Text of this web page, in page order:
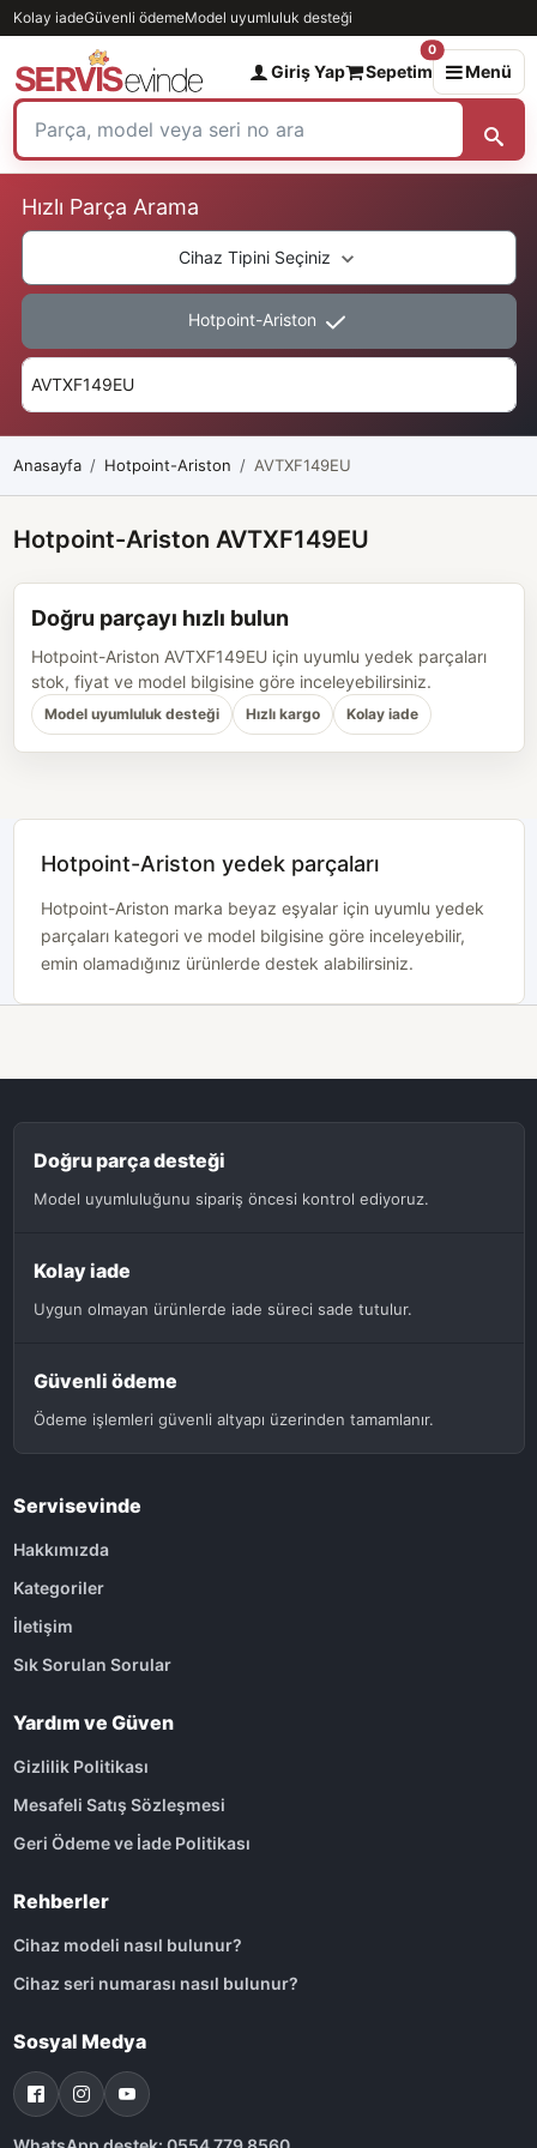
Kolay iadeGüvenli ödemeModel uyumluluk desteği
Giriş Yap Sepetim
0
Menü
Hızlı Parça Arama
Cihaz Tipini Seçiniz
Hotpoint-Ariston
Anasayfa Hotpoint-Ariston AVTXF149EU
Hotpoint-Ariston AVTXF149EU
Doğru parçayı hızlı bulun
Hotpoint-Ariston AVTXF149EU için uyumlu yedek parçaları
stok, fiyat ve model bilgisine göre inceleyebilirsiniz.
Model uyumluluk desteği Hızlı kargo Kolay iade
Hotpoint-Ariston yedek parçaları
Hotpoint-Ariston marka beyaz eşyalar için uyumlu yedek
parçaları kategori ve model bilgisine göre inceleyebilir,
emin olamadığınız ürünlerde destek alabilirsiniz.
Doğru parça desteği
Model uyumluluğunu sipariş öncesi kontrol ediyoruz.
Kolay iade
Uygun olmayan ürünlerde iade süreci sade tutulur.
Güvenli ödeme
Ödeme işlemleri güvenli altyapı üzerinden tamamlanır.
Servisevinde
Hakkımızda
Kategoriler
İletişim
Sık Sorulan Sorular
Yardım ve Güven
Gizlilik Politikası
Mesafeli Satış Sözleşmesi
Geri Ödeme ve İade Politikası
Rehberler
Cihaz modeli nasıl bulunur?
Cihaz seri numarası nasıl bulunur?
Sosyal Medya